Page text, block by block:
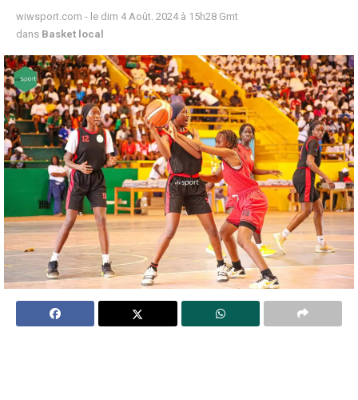
wiwsport.com - le dim 4 Août. 2024 à 15h28 Gmt
dans Basket local